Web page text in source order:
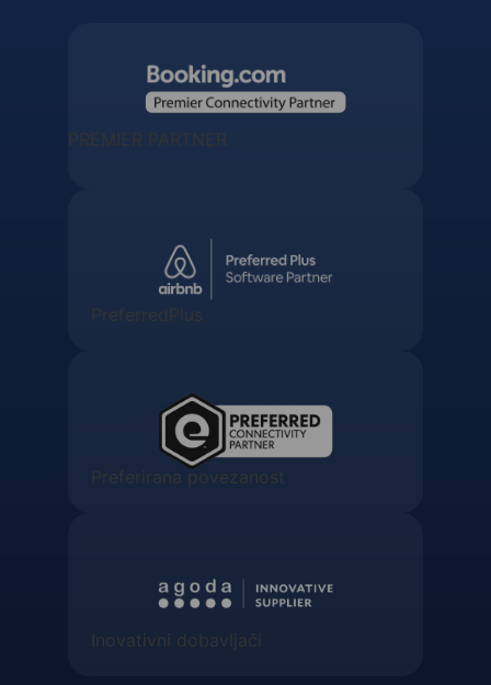
PREMIER PARTNER
PreferredPlus
Preferirana povezanost
Inovativni dobavljači